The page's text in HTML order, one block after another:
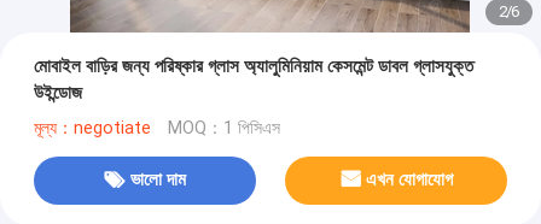
2/6
মোবাইল বাড়ির জন্য পরিষ্কার গ্লাস অ্যালুমিনিয়াম কেসমেন্ট ডাবল গ্লাসযুক্ত
উইন্ডোজ
মূল্য：negotiate MOQ：1 পিসিএস
ভালো দাম এখন যোগাযোগ